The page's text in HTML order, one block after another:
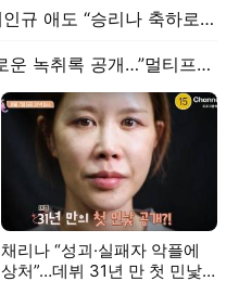
180만 유튜버 고기남자, 故 배인규 애도 “승리나 축하로 소비 말아달라”
‘황정민 사생활 폭로’ A씨, 새로운 녹취록 공개…”멀티프로필 배경에 사주 사진” [왓IS]
채리나 “성괴·실패자 악플에
상처”…데뷔 31년 만 첫 민낯